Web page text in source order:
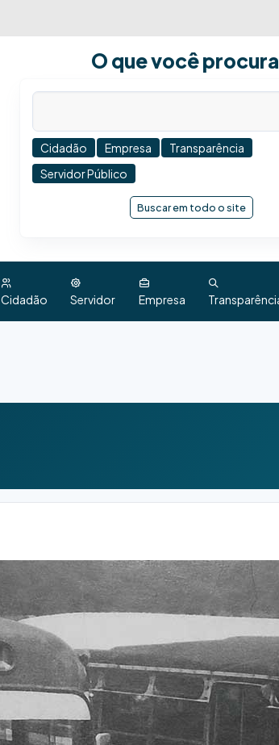
O que você
Cidadão Empresa
Transparência
Servidor Público
Buscar em todo o site
Cidadão
Servidor Empresa